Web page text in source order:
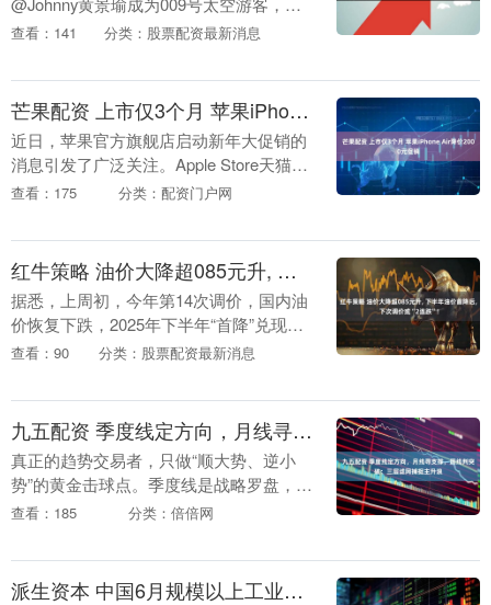
景瑜在vcr中表示很荣幸成为一名太空旅
查看：141 分类：股票配资最新消息
芒果配资 上市仅3个月 苹果iPhone Air降价2000元促销
近日，苹果官方旗舰店启动新年大促销的
消息引发了广泛关注。Apple Store天猫官
方旗舰店信息显示，2026年1月25日20：
查看：175 分类：配资门户网
红牛策略 油价大降超085元升, 下半年油价首降后, 下次调价或“2连跌”!
据悉，上周初，今年第14次调价，国内油
价恢复下跌，2025年下半年“首降”兑现，
此番油价下调，各地加油站汽柴油降价
油....
查看：90 分类：股票配资最新消息
九五配资 季度线定方向，月线寻支撑，周线判突破：三层滤网捕捉主升浪
真正的趋势交易者，只做“顺大势、逆小
势”的黄金击球点。季度线是战略罗盘，月
线是战术地图，周线是冲锋号角——三者
点！ 第一章 季....
查看：185 分类：倍倍网
派生资本 中国6月规模以上工业企业利润同比降幅收窄至43%，装备制造业支撑作用突出